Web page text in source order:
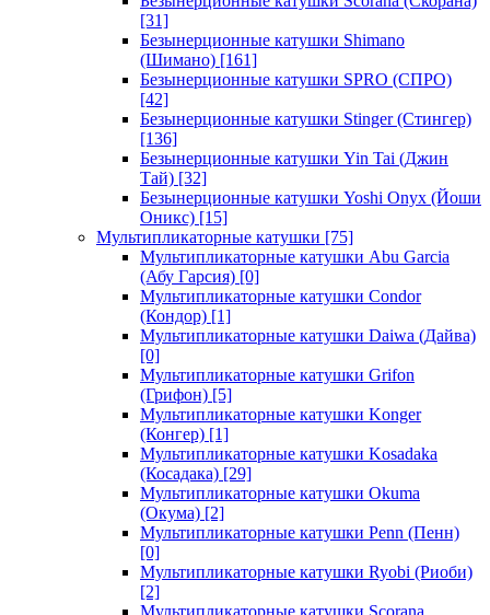
[31]
Безынерционные катушки Shimano
(Шимано) [161]
Безынерционные катушки SPRO (СПРО)
[42]
Безынерционные катушки Stinger (Стингер)
[136]
Безынерционные катушки Yin Tai (Джин
Тай) [32]
Безынерционные катушки Yoshi Onyx (Йоши
Оникс) [15]
Мультипликаторные катушки [75]
Мультипликаторные катушки Abu Garcia
(Абу Гарсия) [0]
Мультипликаторные катушки Condor
(Кондор) [1]
Мультипликаторные катушки Daiwa (Дайва)
[0]
Мультипликаторные катушки Grifon
(Грифон) [5]
Мультипликаторные катушки Konger
(Конгер) [1]
Мультипликаторные катушки Kosadaka
(Косадака) [29]
Мультипликаторные катушки Okuma
(Окума) [2]
Мультипликаторные катушки Penn (Пенн)
[0]
Мультипликаторные катушки Ryobi (Риоби)
[2]